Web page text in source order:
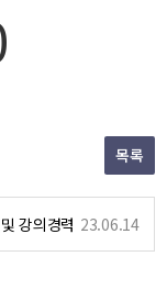
목록
강의경력 23.06.14